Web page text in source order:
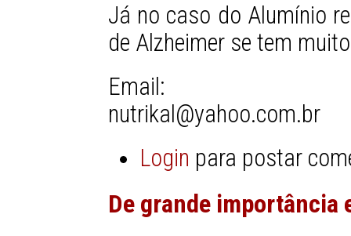
Já no caso do Alumínio
de Alzheimer se tem
Email:
nutrikal@yahoo.com.br
Login para postar
De grande importância